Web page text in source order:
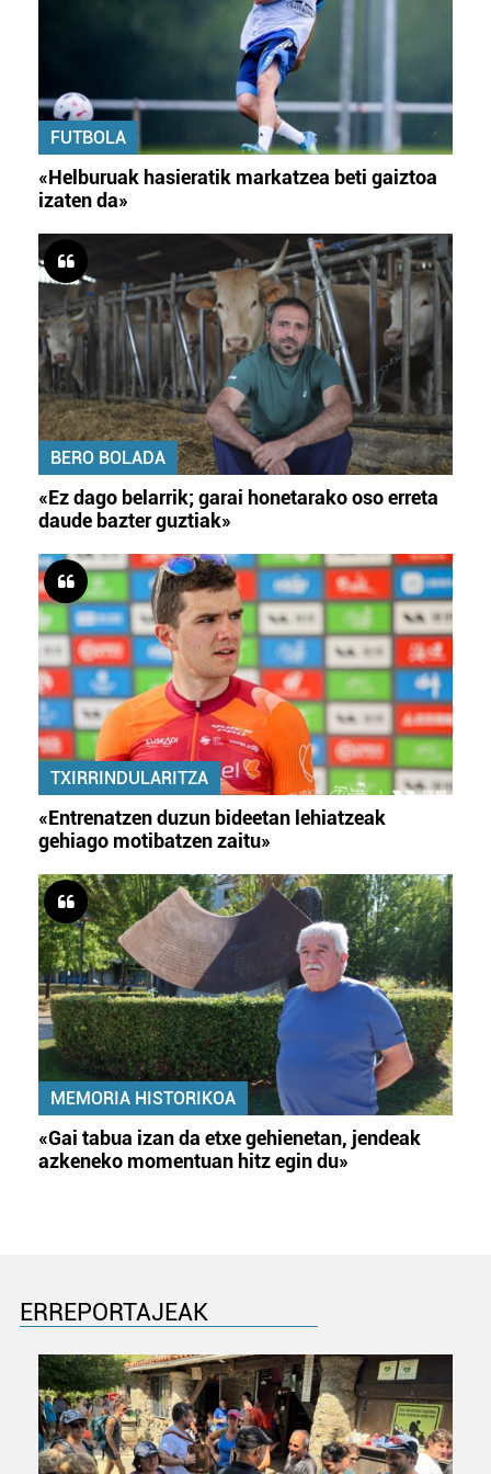
FUTBOLA
«Helburuak hasieratik markatzea beti gaiztoa
izaten da»
BERO BOLADA
«Ez dago belarrik; garai honetarako oso erreta
daude bazter guztiak»
TXIRRINDULARITZA
«Entrenatzen duzun bideetan lehiatzeak
gehiago motibatzen zaitu»
MEMORIA HISTORIKOA
«Gai tabua izan da etxe gehienetan, jendeak
azkeneko momentuan hitz egin du»
ERREPORTAJEAK